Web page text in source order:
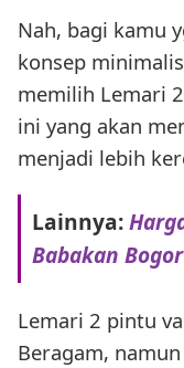
Nah, bagi kamu
konsep
memilih Lemari
ini yang akan
menjadi lebih
Lainnya:
Babakan Bogor
Lemari 2 pintu
Beragam,